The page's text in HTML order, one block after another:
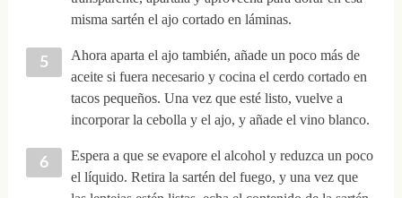
misma sartén el ajo cortado en láminas.
Ahora aparta el ajo también, añade un poco más de
aceite si fuera necesario y cocina el cerdo cortado en
tacos pequeños. Una vez que esté listo, vuelve a
incorporar la cebolla y el ajo, y añade el vino blanco.
Espera a que se evapore el alcohol y reduzca un poco
el líquido. Retira la sartén del fuego, y una vez que